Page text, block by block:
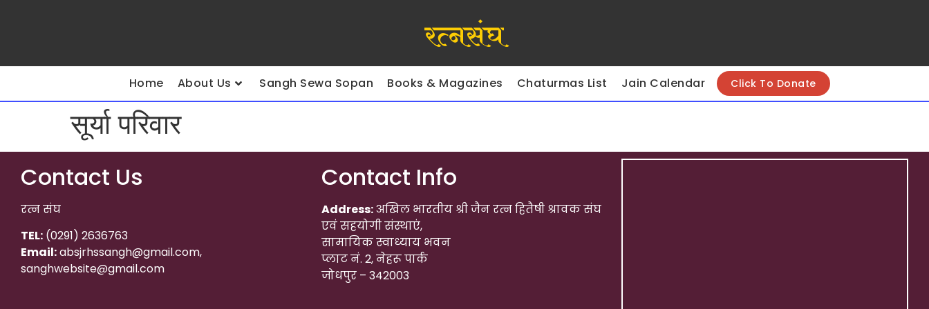
रत्नसंघ
Home About Us Sangh Sewa Sopan Books & Magazines Chaturmas List Jain Calendar Click To Donate
सूर्या परिवार
Contact Us
रत्न संघ
TEL: (0291) 2636763
Email:absjrhssangh@gmail.com,
sanghwebsite@gmail.com
Contact Info
Address:अखिल भारतीय श्री जैन रत्न हितैषी श्रावक संघ
एवं सहयोगी संस्थाएं,
सामायिक स्वाध्याय भवन
प्लाट नं. 2, नेहरू पार्क
जोधपुर – 342003